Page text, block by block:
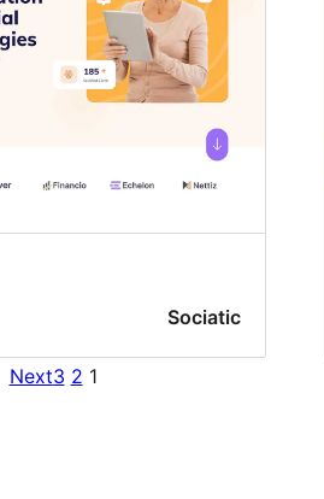
Sociatic
1
2
3
Next